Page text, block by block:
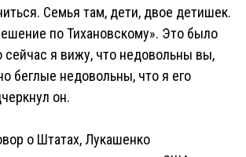
Семья там, дети, двое детишек.
по Тихановскому». Это было
я вижу, что недовольны вы,
беглые недовольны, что я его
он.
о Штатах, Лукашенко